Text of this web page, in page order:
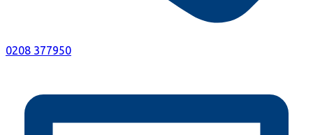
0208 377950